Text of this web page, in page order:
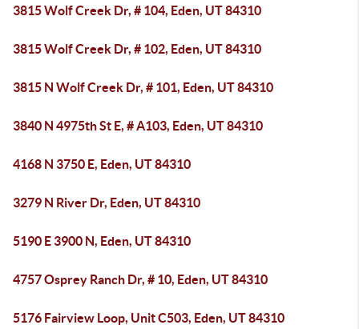
3815 Wolf Creek Dr, # 104, Eden, UT 84310
3815 Wolf Creek Dr, # 102, Eden, UT 84310
3815 N Wolf Creek Dr, # 101, Eden, UT 84310
3840 N 4975th St E, # A103, Eden, UT 84310
4168 N 3750 E, Eden, UT 84310
3279 N River Dr, Eden, UT 84310
5190 E 3900 N, Eden, UT 84310
4757 Osprey Ranch Dr, # 10, Eden, UT 84310
5176 Fairview Loop, Unit C503, Eden, UT 84310